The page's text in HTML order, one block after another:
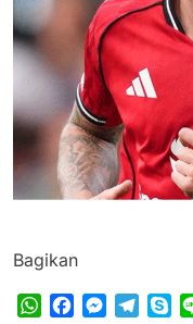
Bagikan
WhatsApp
Facebook